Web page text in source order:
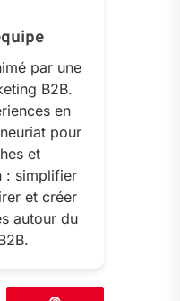
par une
B2B.
en
pour
et
: simplifier
et créer
autour du